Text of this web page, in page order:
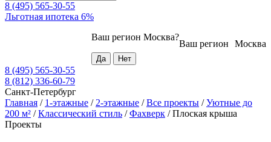
8 (495) 565-30-55
Льготная ипотека 6%
Москва
Ваш регион
Ваш регион Москва?
8 (495) 565-30-55
8 (812) 336-60-79
Санкт-Петербург
Главная / 1-этажные / 2-этажные /Все проекты /Уютные до
200 м² /Классический стиль /Фахверк /Плоская крыша
Проекты